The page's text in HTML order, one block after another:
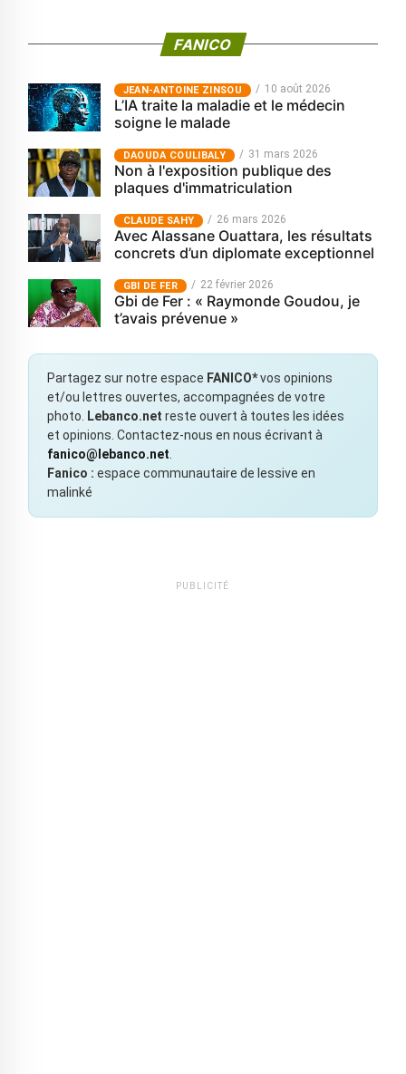
FANICO
JEAN-ANTOINE ZINSOU 10 août 2026
L’IA traite la maladie et le médecin
soigne le malade
‎DAOUDA COULIBALY 31 mars 2026
Non à l'exposition publique des
plaques d'immatriculation
CLAUDE SAHY 26 mars 2026
Avec Alassane Ouattara, les résultats
concrets d’un diplomate exceptionnel
GBI DE FER 22 février 2026
Gbi de Fer : « Raymonde Goudou, je
t’avais prévenue »
Partagez sur notre espace FANICO*vos opinions
et/ou lettres ouvertes, accompagnées de votre
photo.
Lebanco.net reste ouvert à toutes les idées
et opinions. Contactez-nous en nous écrivant à
fanico@lebanco.net
Fanico : espace communautaire de lessive en
malinké
PUBLICITÉ